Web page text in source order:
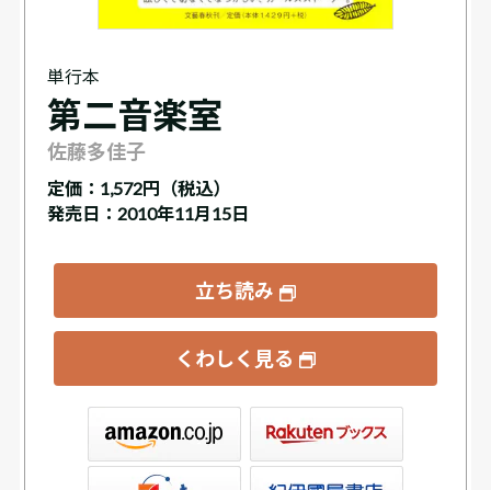
単行本
第二音楽室
佐藤多佳子
定価： 1,572円（税込）
発売日：2010年11月15日
立ち読み
くわしく見る
書店ウェブストア